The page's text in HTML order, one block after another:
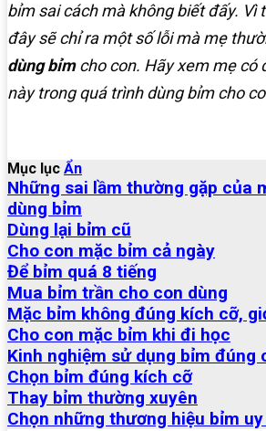
bỉm sai cách mà không biết đấy. Vì
đây sẽ chỉ ra một số lỗi mà mẹ
dùng bỉmcho con. Hãy xem mẹ có
này trong quá trình dùng bỉm cho
Mục lục Ẩn
Những sai lầm thường gặp của
dùng bỉm
Dùng lại bỉm cũ
Cho con mặc bỉm cả ngày
Để bỉm quá 8 tiếng
Mua bỉm trần cho con dùng
Mặc bỉm không đúng kích cỡ,
Cho con mặc bỉm khi đi học
Kinh nghiệm sử dụng bỉm đúng
Chọn bỉm đúng kích cỡ
Thay bỉm thường xuyên
Chọn những thương hiệu bỉm